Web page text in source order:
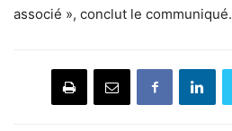
associé », conclut le communiqué.